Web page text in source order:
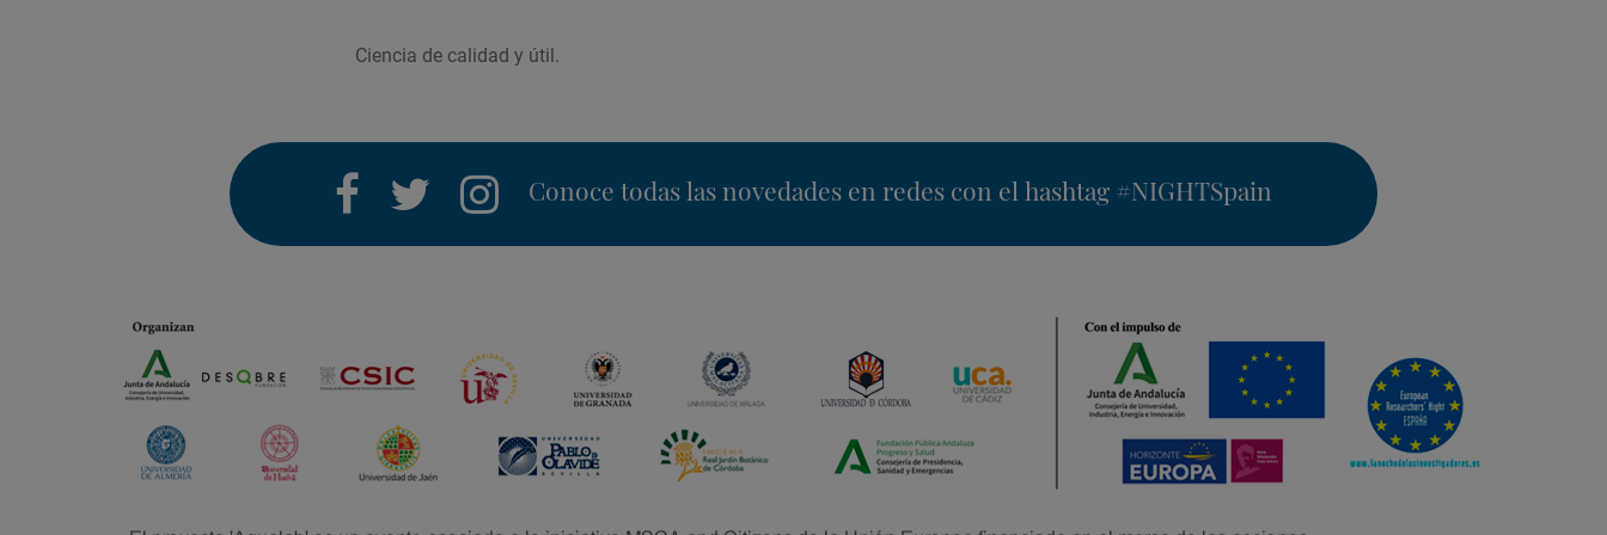
Ciencia de calidad y útil.
facebooktwitter instagram
Conoce todas las novedades en redes con el hashtag #NIGHTSpain